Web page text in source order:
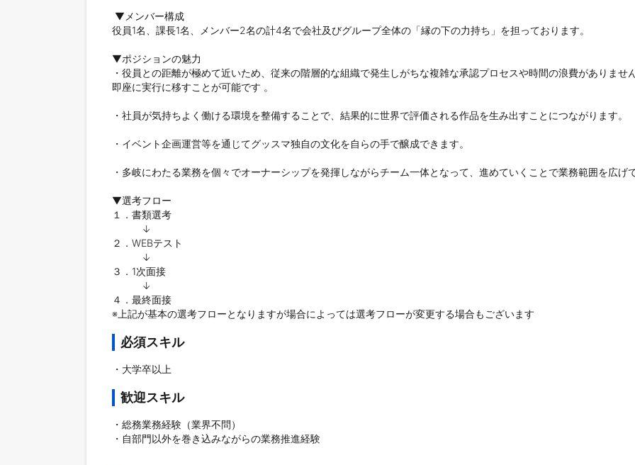
役員1名、課長1名、メンバー2名の計4名で会社及びグループ全体の「縁の下の力持ち」を担っております。
▼ポジションの魅力
・役員との距離が極めて近いため、従来の階層的な組織で発生しがちな複雑な承認プロセスや時間の浪費がありませ
即座に実行に移すことが可能です 。
・社員が気持ちよく働ける環境を整備することで、結果的に世界で評価される作品を生み出すことにつながります。
・イベント企画運営等を通じてグッスマ独自の文化を自らの手で醸成できます。
・多岐にわたる業務を個々でオーナーシップを発揮しながらチーム一体となって、進めていくことで業務範囲を広げ
▼選考フロー
１．書類選考
↓
２．WEBテスト
↓
３．1次面接
↓
４．最終面接
必須スキル
歓迎スキル
・総務業務経験（業界不問）
・自部門以外を巻き込みながらの業務推進経験